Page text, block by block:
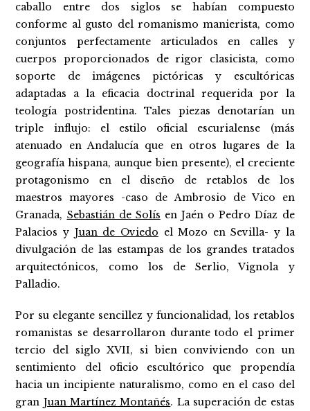
caballo entre dos siglos se habían compuesto
conforme al gusto del romanismo manierista, como
conjuntos perfectamente articulados en calles y
cuerpos proporcionados de rigor clasicista, como
soporte de imágenes pictóricas y escultóricas
adaptadas a la eficacia doctrinal requerida por la
teología postridentina. Tales piezas denotarían un
triple influjo: el estilo oficial escurialense (más
atenuado en Andalucía que en otros lugares de la
geografía hispana, aunque bien presente), el creciente
protagonismo en el diseño de retablos de los
maestros mayores -caso de Ambrosio de Vico en
Granada, Sebastián de Solís en Jaén o Pedro Díaz de
Palacios y Juan de Oviedo el Mozo en Sevilla- y la
divulgación de las estampas de los grandes tratados
arquitectónicos, como los de Serlio, Vignola y
Palladio.
Por su elegante sencillez y funcionalidad, los retablos
romanistas se desarrollaron durante todo el primer
tercio del siglo XVII, si bien conviviendo con un
sentimiento del oficio escultórico que propendía
hacia un incipiente naturalismo, como en el caso del
gran Juan Martínez Montañés. La superación de estas